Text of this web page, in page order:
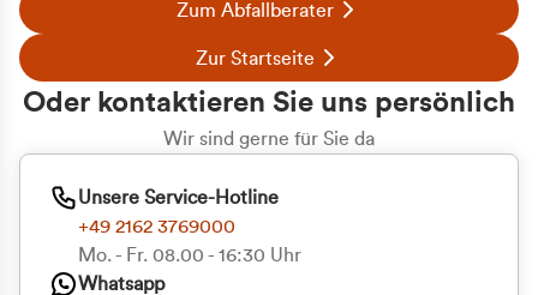
Zum Abfallberater
Zur Startseite
Oder kontaktieren Sie uns persönlich
Wir sind gerne für Sie da
Unsere Service-Hotline
+49 2162 3769000
Mo. - Fr. 08.00 - 16:30 Uhr
Whatsapp